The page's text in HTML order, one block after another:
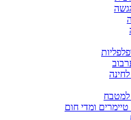
למטבח
ומדי חום